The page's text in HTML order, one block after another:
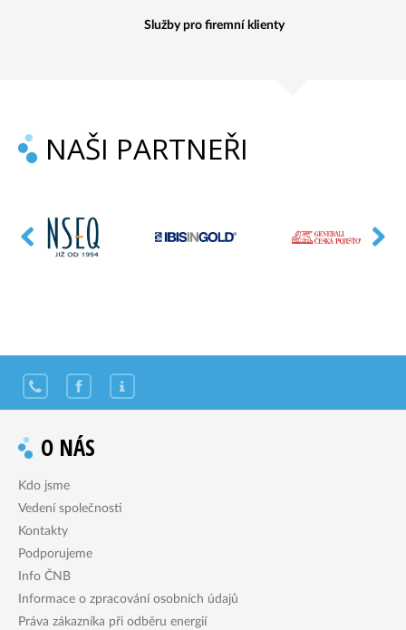
Služby pro firemní klienty
NAŠI PARTNEŘI
O NÁS
Kdo jsme
Vedení společnosti
Kontakty
Podporujeme
Info ČNB
Informace o zpracování osobních údajů
Práva zákazníka při odběru energií